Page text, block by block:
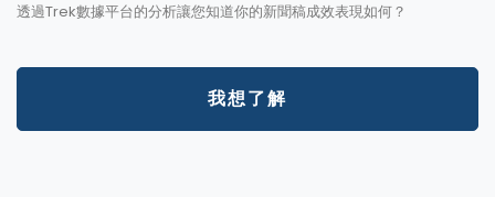
透過Trek數據平台的分析讓您知道你的新聞稿成效表現如何？
我想了解